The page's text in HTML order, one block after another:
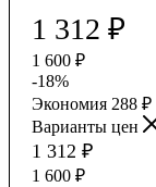
1 312 ₽
1 600 ₽
-18%
Экономия 288 ₽
Варианты цен
1 312 ₽
1 600 ₽